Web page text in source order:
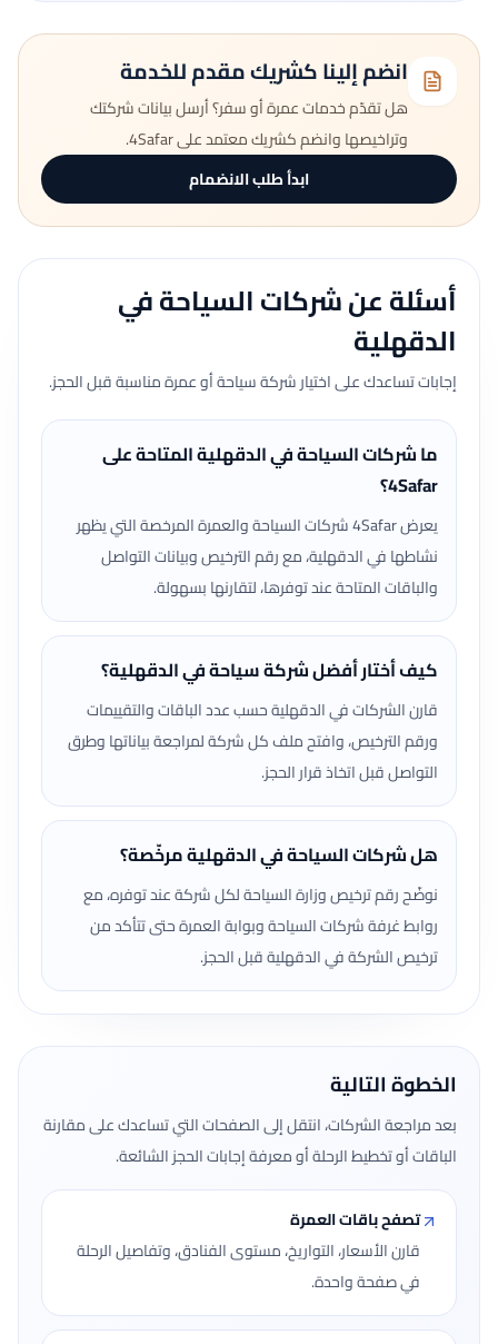
انضم إلينا كشريك مقدم للخدمة
هل تقدّم خدمات عمرة أو سفر؟ أرسل بيانات شركتك
وتراخيصها وانضم كشريك معتمد على 4Safar.
ابدأ طلب الانضمام
أسئلة عن شركات السياحة في
الدقهلية
إجابات تساعدك على اختيار شركة سياحة أو عمرة مناسبة قبل الحجز.
ما شركات السياحة في الدقهلية المتاحة على
4Safar؟
يعرض 4Safar شركات السياحة والعمرة المرخصة التي يظهر
نشاطها في الدقهلية، مع رقم الترخيص وبيانات التواصل
والباقات المتاحة عند توفرها، لتقارنها بسهولة.
كيف أختار أفضل شركة سياحة في الدقهلية؟
قارن الشركات في الدقهلية حسب عدد الباقات والتقييمات
ورقم الترخيص، وافتح ملف كل شركة لمراجعة بياناتها وطرق
التواصل قبل اتخاذ قرار الحجز.
هل شركات السياحة في الدقهلية مرخّصة؟
نوضّح رقم ترخيص وزارة السياحة لكل شركة عند توفره، مع
روابط غرفة شركات السياحة وبوابة العمرة حتى تتأكد من
ترخيص الشركة في الدقهلية قبل الحجز.
الخطوة التالية
بعد مراجعة الشركات، انتقل إلى الصفحات التي تساعدك على مقارنة
الباقات أو تخطيط الرحلة أو معرفة إجابات الحجز الشائعة.
تصفح باقات العمرة
قارن الأسعار، التواريخ، مستوى الفنادق، وتفاصيل الرحلة
في صفحة واحدة.